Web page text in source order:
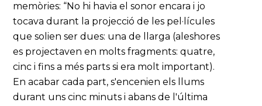
memòries: “No hi havia el sonor encara i jo
tocava durant la projecció de les pel·lícules
que solien ser dues: una de llarga (aleshores
es projectaven en molts fragments: quatre,
cinc i fins a més parts si era molt important).
En acabar cada part, s'encenien els llums
durant uns cinc minuts i abans de l'última